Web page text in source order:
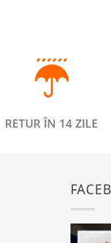
RETUR ÎN 14 ZILE